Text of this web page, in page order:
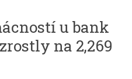
u bank
na 2,269